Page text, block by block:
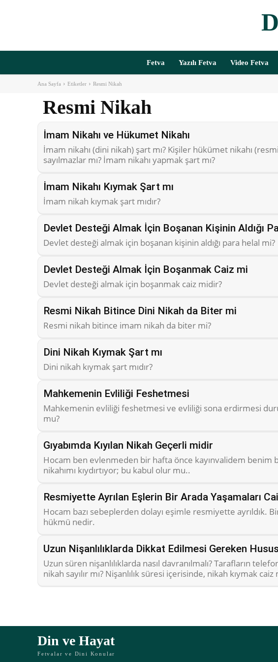
Fetva Yazılı Fetva Video Fetva
Ana Sayfa Etiketler Resmi Nikah
Resmi Nikah
İmam Nikahı ve Hükumet Nikahı
İmam nikahı (dini nikah) şart mı? Kişiler hükümet nikahı
sayılmazlar mı? İmam nikahı yapmak şart mı?
İmam Nikahı Kıymak Şart mı
İmam nikah kıymak şart mıdır?
Devlet Desteği Almak İçin Boşanan Kişinin Aldığı
Devlet desteği almak için boşanan kişinin aldığı para helal mi?
Devlet Desteği Almak İçin Boşanmak Caiz mi
Devlet desteği almak için boşanmak caiz midir?
Resmi Nikah Bitince Dini Nikah da Biter mi
Resmi nikah bitince imam nikah da biter mi?
Dini Nikah Kıymak Şart mı
Dini nikah kıymak şart mıdır?
Mahkemenin Evliliği Feshetmesi
Mahkemenin evliliği feshetmesi ve evliliği sona erdirmesi
mu?
Gıyabımda Kıyılan Nikah Geçerli midir
Hocam ben evlenmeden bir hafta önce kayınvalidem benim
nikahımı kıydırtıyor; bu kabul olur mu..
Resmiyette Ayrılan Eşlerin Bir Arada Yaşamaları
Hocam bazı sebeplerden dolayı eşimle resmiyette ayrıldık.
hükmü nedir.
Uzun Nişanlılıklarda Dikkat Edilmesi Gereken
Uzun süren nişanlılıklarda nasıl davranılmalı? Tarafların
nikah sayılır mı? Nişanlılık süresi içerisinde, nikah kıymak caiz
Din ve Hayat
Fetvalar ve Dini Konular